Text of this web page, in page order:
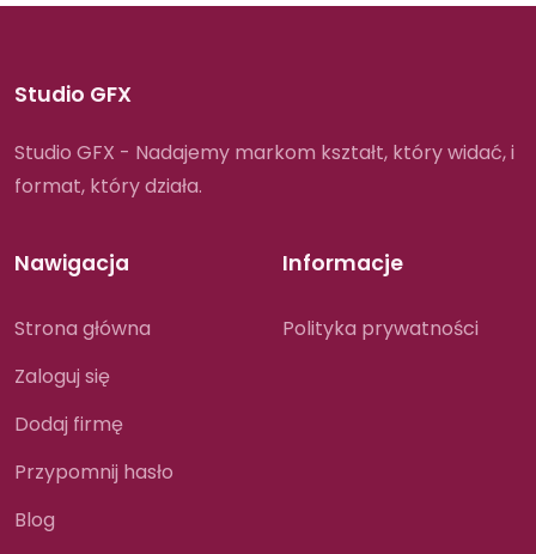
Studio GFX
Studio GFX - Nadajemy markom kształt, który widać, i
format, który działa.
Nawigacja
Strona główna
Zaloguj się
Dodaj firmę
Przypomnij hasło
Blog
Informacje
Polityka prywatności